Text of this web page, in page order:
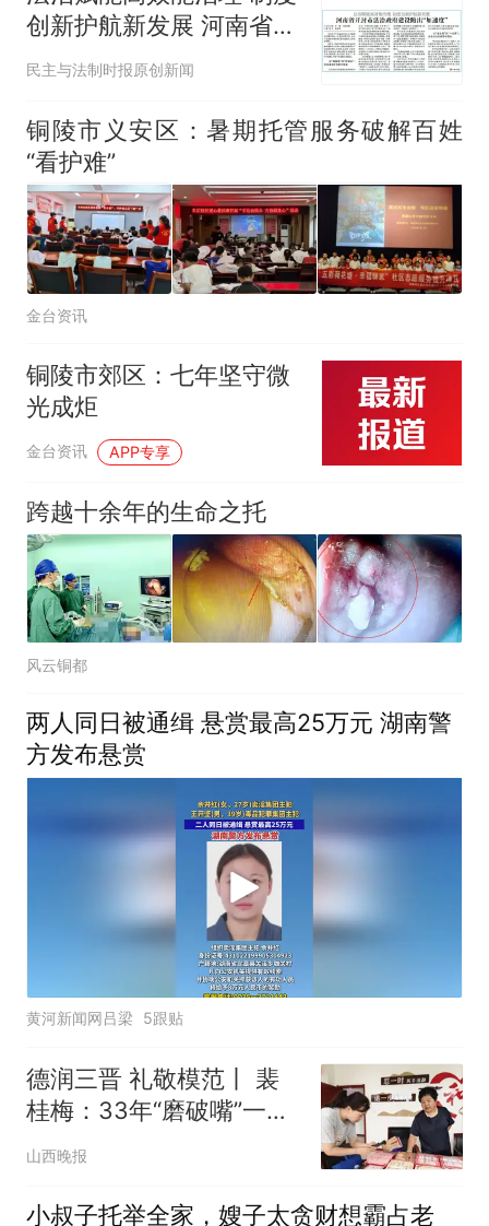
创新护航新发展 河南省开
封市法治政府建设跑出“加
民主与法制时报原创新闻
铜陵市义安区：暑期托管服务破解百姓
“看护难”
金台资讯
铜陵市郊区：七年坚守微
光成炬
金台资讯 APP专享
跨越十余年的生命之托
风云铜都
两人同日被通缉 悬赏最高25万元 湖南警
方发布悬赏
黄河新闻网吕梁 5跟贴
德润三晋 礼敬模范丨 裴
桂梅：33年“磨破嘴”一颗
公心“解疙瘩”
山西晚报
小叔子托举全家，嫂子太贪财想霸占老